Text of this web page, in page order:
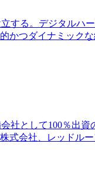
する。デジタルハ
かつダイナミック
社として100％出
式会社、レッドル